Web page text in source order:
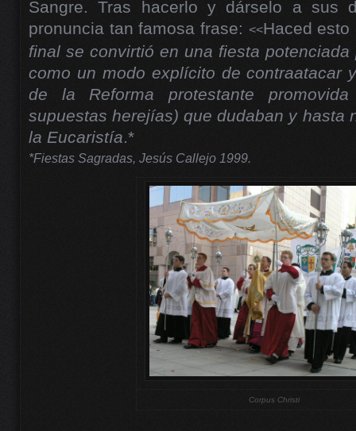
Sangre. Tras hacerlo y dárselo a sus
pronuncia tan famosa frase: <<Haced esto
final se convirtió en una fiesta potenciada
como un modo explícito de contraatacar
de la Reforma protestante
supuestas herejías) que dudaban y hasta
la Eucaristía.*
*Fiestas Sagradas, Jesús Callejo 1999.
Corpus Christi